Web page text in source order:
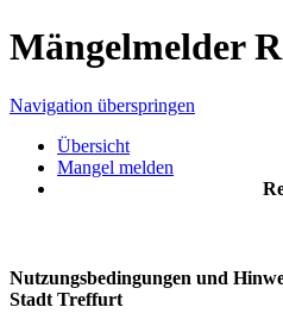
Mängelmelder
Navigation überspringen
Übersicht
Mangel melden
Nutzungsbedingungen und
Stadt Treffurt